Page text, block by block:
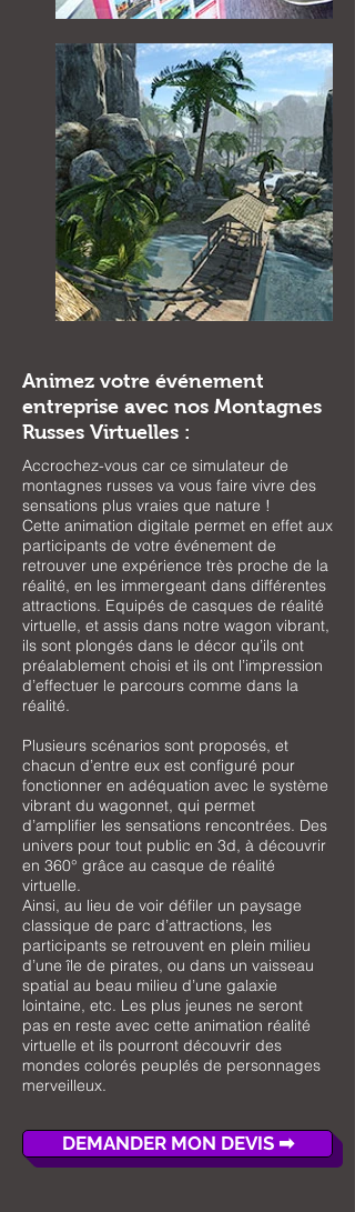
Animez votre événement
entreprise avec nos Montagnes
Russes Virtuelles :
Accrochez-vous car ce simulateur de
montagnes russes va vous faire vivre des
sensations plus vraies que nature !
Cette animation digitale permet en effet aux
participants de votre événement de
retrouver une expérience très proche de la
réalité, en les immergeant dans différentes
attractions. Equipés de casques de réalité
virtuelle, et assis dans notre wagon vibrant,
ils sont plongés dans le décor qu’ils ont
préalablement choisi et ils ont l’impression
d’effectuer le parcours comme dans la
réalité.
Plusieurs scénarios sont proposés, et
chacun d’entre eux est configuré pour
fonctionner en adéquation avec le système
vibrant du wagonnet, qui permet
d’amplifier les sensations rencontrées. Des
univers pour tout public en 3d, à découvrir
en 360° grâce au casque de réalité
virtuelle.
Ainsi, au lieu de voir défiler un paysage
classique de parc d’attractions, les
participants se retrouvent en plein milieu
d’une île de pirates, ou dans un vaisseau
spatial au beau milieu d’une galaxie
lointaine, etc. Les plus jeunes ne seront
pas en reste avec cette animation réalité
virtuelle et ils pourront découvrir des
mondes colorés peuplés de personnages
merveilleux.
DEMANDER MON DEVIS ➡